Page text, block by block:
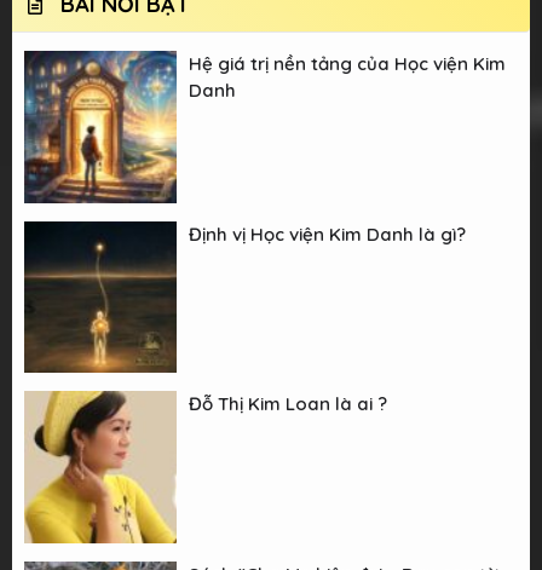
Hệ giá trị nền tảng của Học viện Kim
Danh
Định vị Học viện Kim Danh là gì?
Đỗ Thị Kim Loan là ai ?